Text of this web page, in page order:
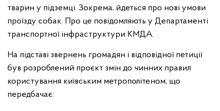
тварин у підземці. Зокрема, йдеться про нові умови
проїзду собак. Про це повідомляють у Департаменті
транспортної інфраструктури КМДА.
На підставі звернень громадян і відповідної петиції
був розроблений проєкт змін до чинних правил
користування київським метрополітеном, що
передбачає: